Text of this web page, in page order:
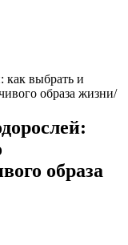
как выбрать и
образа жизни
образа